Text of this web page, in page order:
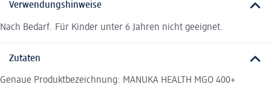
Verwendungshinweise
Nach Bedarf. Für Kinder unter 6 Jahren nicht geeignet.
Zutaten
Genaue Produktbezeichnung: MANUKA HEALTH MGO 400+